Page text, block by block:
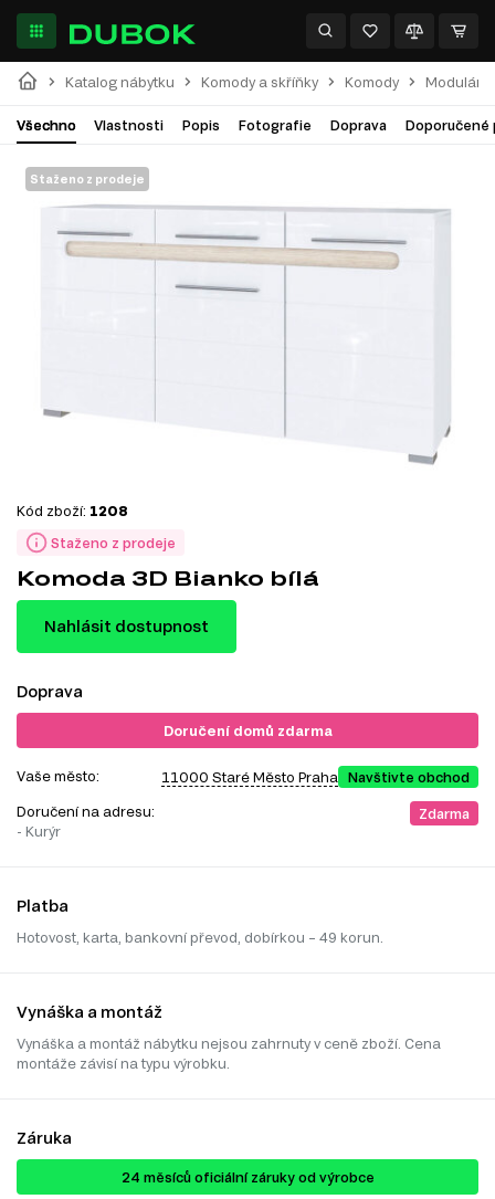
Katalog nábytku Komody a skříňky Komody
Všechno Vlastnosti Popis Fotografie Doprava Doporučené
Staženo z prodeje
Staženo z prodeje
Kód zboží: 1208
Komoda 3D Bianko bílá
Nahlásit dostupnost
Doprava
Doručení domů zdarma
Vaše město: 11000 Staré Město Praha Navštivte obchod
Doručení na adresu:
- Kurýr
Zdarma
Platba
Hotovost, karta, bankovní převod, dobírkou – 49 korun.
Vynáška a montáž
Vynáška a montáž nábytku nejsou zahrnuty v ceně zboží. Cena
montáže závisí na typu výrobku.
Záruka
24 ​​​​měsíců oficiální záruky od výrobce